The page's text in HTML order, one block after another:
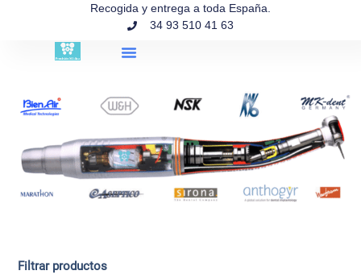
Recogida y entrega a toda España.
34 93 510 41 63
Filtrar productos